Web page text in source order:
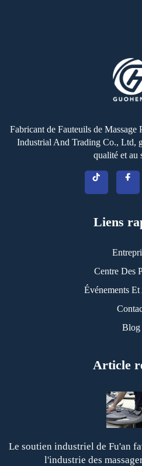
Fabricant de Fauteuils de
Industrial And Trading Co., Ltd,
qualité et au
Liens
Centre Des
Événements
Blog
Article
Le soutien industriel de Fu'an
l'industrie des